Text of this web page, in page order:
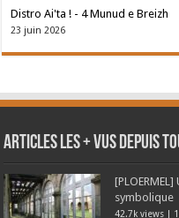
Distro Ai'ta ! - 4 Munud e Breizh
23 juin 2026
Articles les + vus depuis
symbolique
42.7k views |